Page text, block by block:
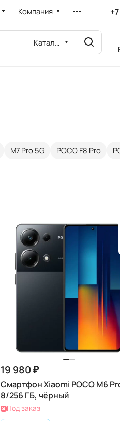
Компания
Каталог
M7 Pro 5G POCO F8 Pro
19 980 ₽
Смартфон Xiaomi POCO M6
8/256 ГБ, чёрный
Под заказ